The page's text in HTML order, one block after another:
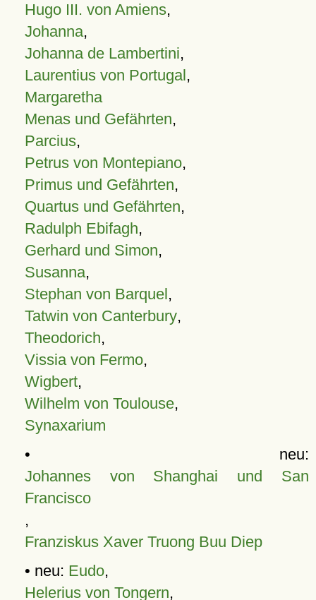
Hugo III. von Amiens,
Johanna,
Johanna de Lambertini,
Laurentius von Portugal,
Margaretha
Menas und Gefährten,
Parcius,
Petrus von Montepiano,
Primus und Gefährten,
Quartus und Gefährten,
Radulph Ebifagh,
Gerhard und Simon,
Susanna,
Stephan von Barquel,
Tatwin von Canterbury,
Theodorich,
Vissia von Fermo,
Wigbert,
Wilhelm von Toulouse,
Synaxarium
• neu:
Johannes von Shanghai und San
Francisco
,
Franziskus Xaver Truong Buu Diep
• neu: Eudo,
Helerius von Tongern,